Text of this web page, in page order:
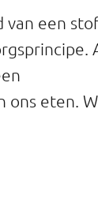
van een
ons eten.